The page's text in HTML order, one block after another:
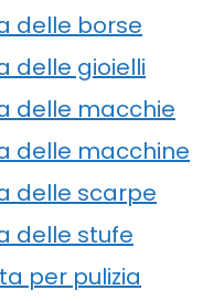
delle borse
delle gioielli
delle macchie
delle macchine
delle scarpe
delle stufe
per pulizia